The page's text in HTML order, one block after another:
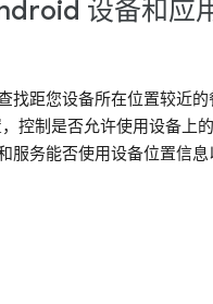
设备和应
距您设备所在位置较近的
控制是否允许使用设备上
服务能否使用设备位置信息